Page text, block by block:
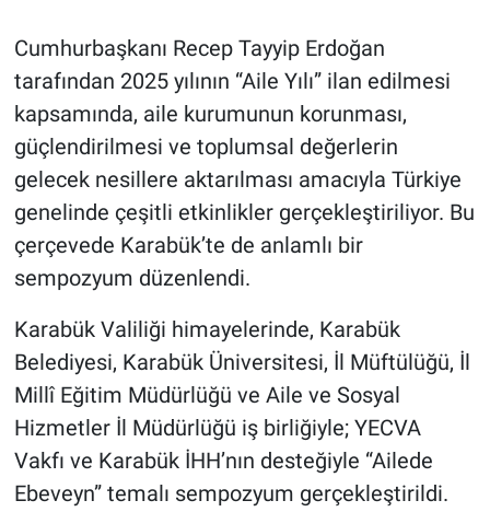
Cumhurbaşkanı Recep Tayyip Erdoğan
tarafından 2025 yılının “Aile Yılı” ilan edilmesi
kapsamında, aile kurumunun korunması,
güçlendirilmesi ve toplumsal değerlerin
gelecek nesillere aktarılması amacıyla Türkiye
genelinde çeşitli etkinlikler gerçekleştiriliyor. Bu
çerçevede Karabük’te de anlamlı bir
sempozyum düzenlendi.
Karabük Valiliği himayelerinde, Karabük
Belediyesi, Karabük Üniversitesi, İl Müftülüğü, İl
Millî Eğitim Müdürlüğü ve Aile ve Sosyal
Hizmetler İl Müdürlüğü iş birliğiyle; YECVA
Vakfı ve Karabük İHH’nın desteğiyle “Ailede
Ebeveyn” temalı sempozyum gerçekleştirildi.